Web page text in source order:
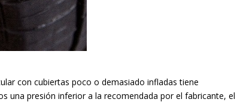
con cubiertas poco o demasiado infladas tiene
una presión inferior a la recomendada por el fabricante, el